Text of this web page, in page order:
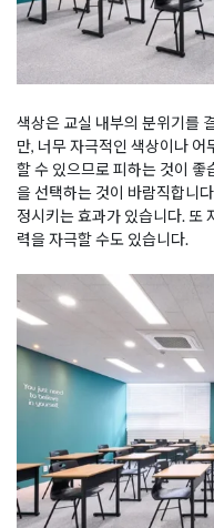
색상은 교실 내부의 분위기를
만, 너무 자극적인 색상이나
할 수 있으므로 피하는 것이 좋
을 선택하는 것이 바람직합니
정시키는 효과가 있습니다. 또
력을 자극할 수도 있습니다.